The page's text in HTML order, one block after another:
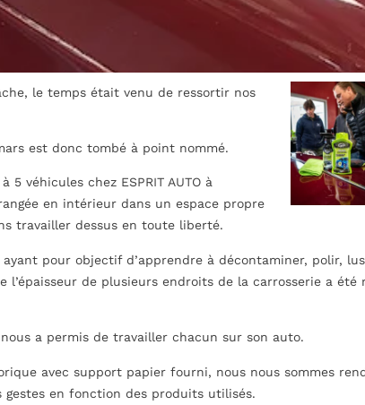
le temps était venu de ressortir nos
est donc tombé à point nommé.
5 véhicules chez ESPRIT AUTO à
en intérieur dans un espace propre
travailler dessus en toute liberté.
ayant pour objectif d’apprendre à décontaminer, polir,
l’épaisseur de plusieurs endroits de la carrosserie a été
a permis de travailler chacun sur son auto.
avec support papier fourni, nous nous sommes
en fonction des produits utilisés.